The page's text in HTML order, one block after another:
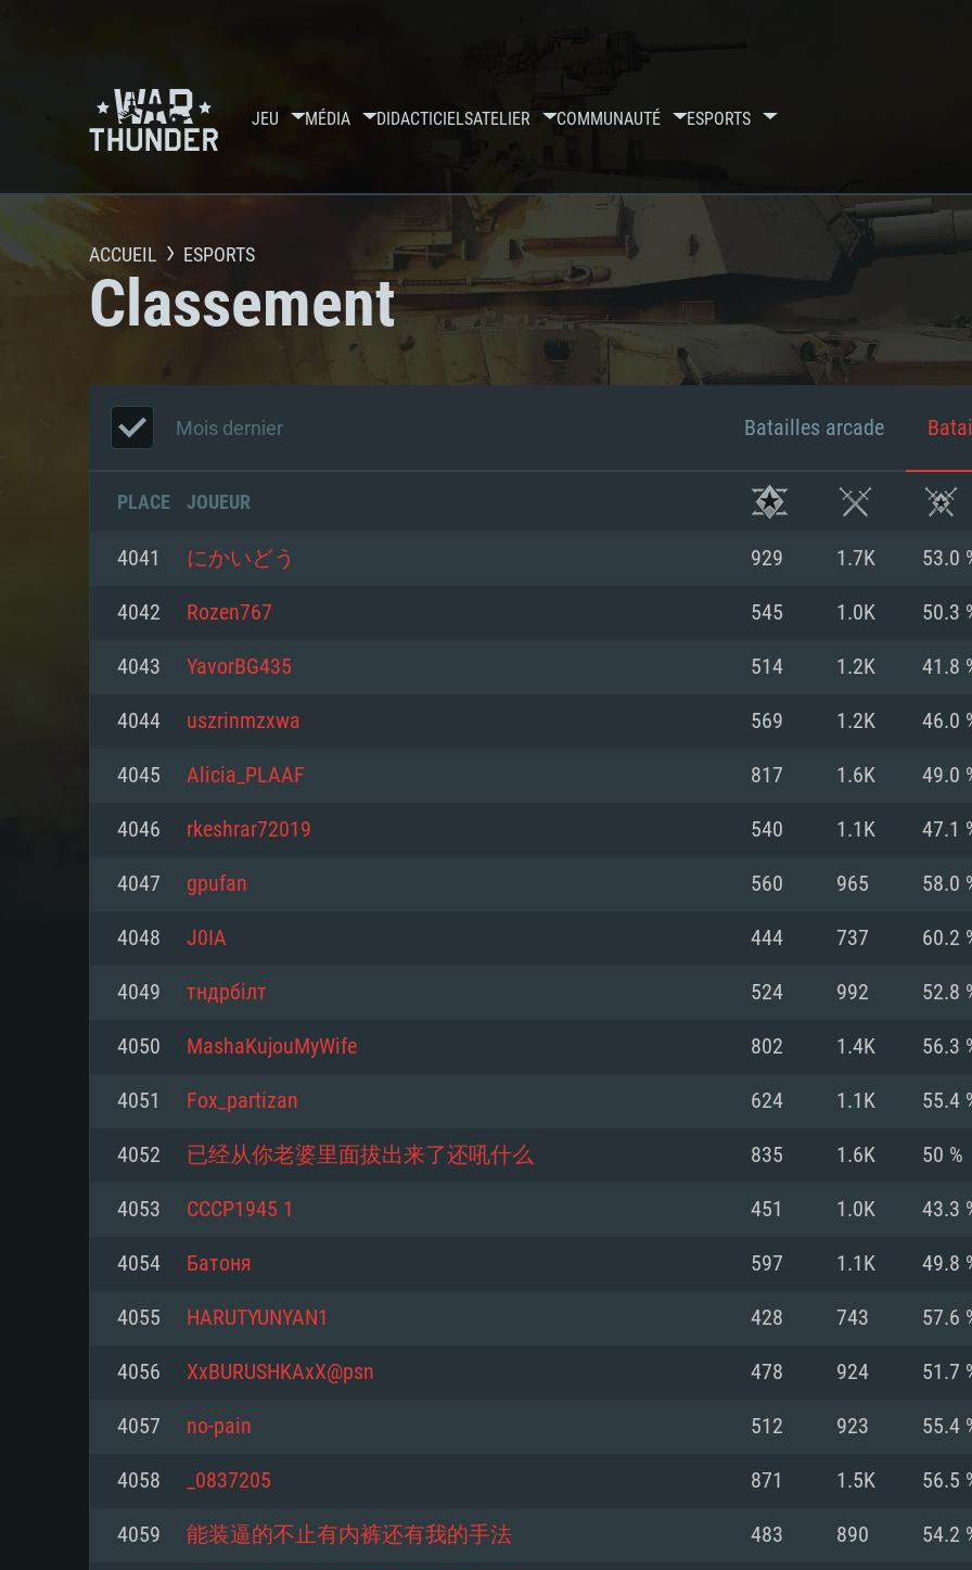
JEU MÉDIA DIDACTICIELSATELIER COMMUNAUTÉ ESPORTS
CONFIGURATION
Minimum
Carte graphique supportant DirectX 11: AMD
Radeon 77XX / NVIDIA GeForce GTX 660. La
résolution minimale supportée par le jeu est de
Disque dur: 23.1 Go (client minimal)
Carte graphique
drivers: Nvidia
570 et plus.
Connection:
Disque dur: 75.9
Minimum
processeurs Intel Xeon ne sont pas supportés)
Mémoire: 6 GB
Carte graphique: Intel Iris Pro 5200 (Mac), ou
analogue AMD/Nvidia. La résolution minimale
Disque dur: 62,2 Go (client minimal)
ne sont pas
Mémoire: 8 GB
Carte graphique:
support de Metal
Connection:
Disque dur: 62,2
Minimum
modernes
Processeur: Dual-Core 2.4 GHz
Mémoire: 4 GB
Carte graphique: NVIDIA 660 avec les derniers
drivers (moins de 6 mois) / de même pour AMD
de 720p)
Connection: Connexion Internet à haut débit
Disque dur: 62,2 Go (client minimal)
Carte graphique:
drivers (moins
(Radeon RX
Disque dur: 60,2
ACCUEIL ESPORTS
Classement
Mois dernier Batailles arcade
PLACE JOUEUR
4041 にかいどう 929 1.7K 53.0
4042 Rozen767 545 1.0K 50.3
4043 YavorBG435 514 1.2K 41.8
4044 uszrinmzxwa 569 1.2K 46.0
4045 Alicia_PLAAF 817 1.6K 49.0
4046 rkeshrar72019 540 1.1K 47.1
4047 gpufan 560 965 58.0
4048 J0IA 444 737 60.2
4049 тндрбiлт 524 992 52.8
4050 MashaKujouMyWife 802 1.4K 56.3
4051 Fox_partizan 624 1.1K 55.4
4052 已经从你老婆里面拔出来了还吼什么 835 1.6K 50 %
4053 CCCP1945 1 451 1.0K 43.3
4054 Батоня 597 1.1K 49.8
4055 HARUTYUNYAN1 428 743 57.6
4056 XxBURUSHKAxX@psn 478 924 51.7
4057 no-pain 512 923 55.4
4058 _0837205 871 1.5K 56.5
4059 能装逼的不止有内裤还有我的手法 483 890 54.2